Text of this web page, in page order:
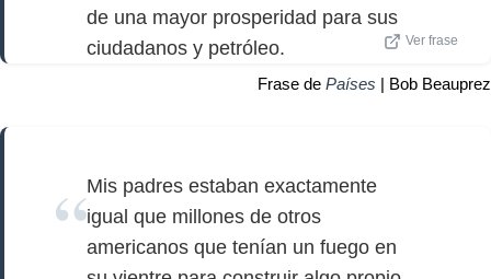
de una mayor prosperidad para sus
ciudadanos y petróleo.
Ver frase
Frase de Países | Bob Beauprez
Mis padres estaban exactamente
igual que millones de otros
americanos que tenían un fuego en